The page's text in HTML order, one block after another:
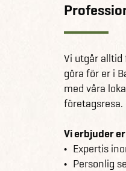
Vi utgår alltid
göra för er i
med våra
företagsresa.
Vi erbjuder
Expertis
Personlig